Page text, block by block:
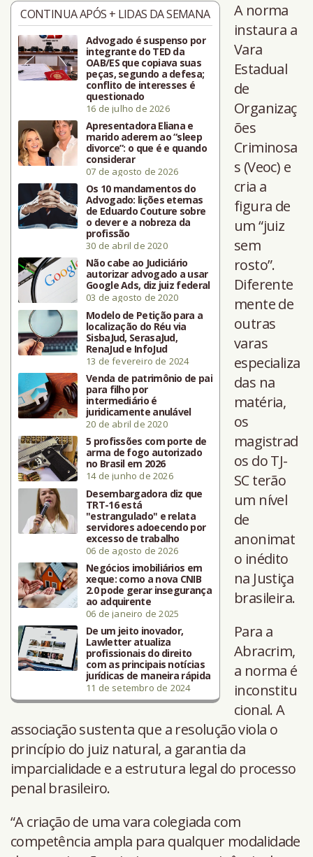
CONTINUA APÓS + LIDAS DA SEMANA
Advogado é suspenso por
integrante do TED da
OAB/ES que copiava suas
peças, segundo a defesa;
conflito de interesses é
questionado
16 de julho de 2026
Apresentadora Eliana e
marido aderem ao “sleep
divorce”: o que é e quando
considerar
07 de agosto de 2026
Os 10 mandamentos do
Advogado: lições eternas
de Eduardo Couture sobre
o dever e a nobreza da
profissão
30 de abril de 2020
Não cabe ao Judiciário
autorizar advogado a usar
Google Ads, diz juiz federal
03 de agosto de 2020
Modelo de Petição para a
localização do Réu via
SisbaJud, SerasaJud,
RenaJud e InfoJud
13 de fevereiro de 2024
Venda de patrimônio de pai
para filho por
intermediário é
juridicamente anulável
20 de abril de 2020
5 profissões com porte de
arma de fogo autorizado
no Brasil em 2026
14 de junho de 2026
Desembargadora diz que
TRT-16 está
"estrangulado" e relata
servidores adoecendo por
excesso de trabalho
06 de agosto de 2026
Negócios imobiliários em
xeque: como a nova CNIB
2.0 pode gerar insegurança
ao adquirente
06 de janeiro de 2025
De um jeito inovador,
Lawletter atualiza
profissionais do direito
com as principais notícias
jurídicas de maneira rápida
11 de setembro de 2024
A norma
instaura a
Vara
Estadual
de
Organizaç
ões
Criminosa
s (Veoc) e
cria a
figura de
um “juiz
sem
rosto”.
Diferente
mente de
outras
varas
especializa
das na
matéria,
os
magistrad
os do TJ-
SC terão
um nível
de
anonimat
o inédito
na Justiça
brasileira.
Para a
Abracrim,
a norma é
inconstitu
cional. A
associação sustenta que a resolução viola o
princípio do juiz natural, a garantia da
imparcialidade e a estrutura legal do processo
penal brasileiro.
“A criação de uma vara colegiada com
competência ampla para qualquer modalidade